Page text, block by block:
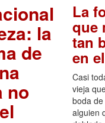
la
de
no
La
que
tan
en
Casi
vieja
boda
alguien